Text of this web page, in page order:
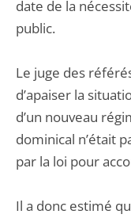
date de la
public.
Le juge des
d’apaiser la
d’un nouveau
dominical n’était
par la loi pour
Il a donc estimé